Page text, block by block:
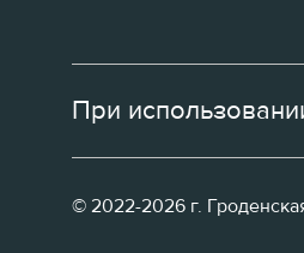
При
© 2022-2026 г.